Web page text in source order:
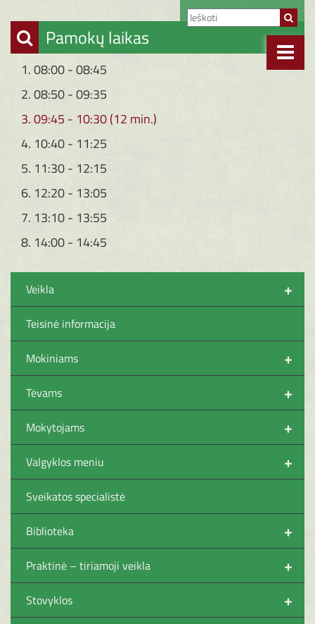
Pamokų laikas
1. 08:00 - 08:45
2. 08:50 - 09:35
3. 09:45 - 10:30 (12 min.)
4. 10:40 - 11:25
5. 11:30 - 12:15
6. 12:20 - 13:05
7. 13:10 - 13:55
8. 14:00 - 14:45
+
Veikla
Teisinė informacija
+
Mokiniams
+
Tėvams
+
Mokytojams
+
Valgyklos meniu
Sveikatos specialistė
+
Biblioteka
+
Praktinė – tiriamoji veikla
+
Stovyklos